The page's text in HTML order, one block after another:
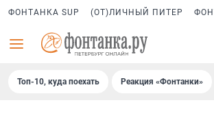
ФОНТАНКА SUP (ОТ)ЛИЧНЫЙ ПИТЕР
Топ-10, куда поехать Реакция «Фонтанки»